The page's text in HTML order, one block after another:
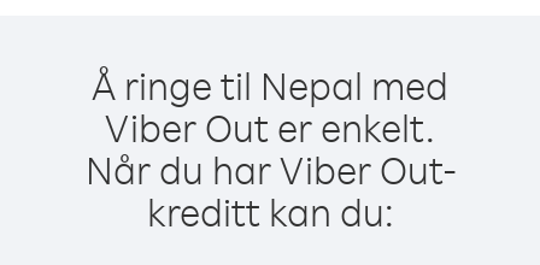
Å ringe til Nepal med
Viber Out er enkelt.
Når du har Viber Out-
kreditt kan du: